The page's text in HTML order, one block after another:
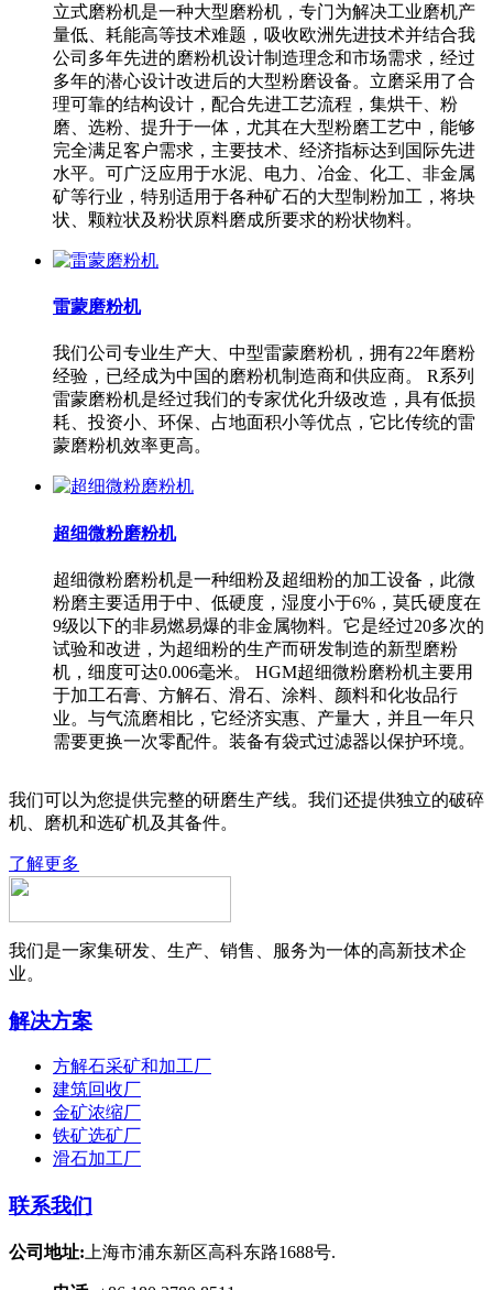
立式磨粉机是一种大型磨粉机，专门为解决工业磨机产
量低、耗能高等技术难题，吸收欧洲先进技术并结合我
公司多年先进的磨粉机设计制造理念和市场需求，经过
多年的潜心设计改进后的大型粉磨设备。立磨采用了合
理可靠的结构设计，配合先进工艺流程，集烘干、粉
磨、选粉、提升于一体，尤其在大型粉磨工艺中，能够
完全满足客户需求，主要技术、经济指标达到国际先进
水平。可广泛应用于水泥、电力、冶金、化工、非金属
矿等行业，特别适用于各种矿石的大型制粉加工，将块
状、颗粒状及粉状原料磨成所要求的粉状物料。
雷蒙磨粉机
我们公司专业生产大、中型雷蒙磨粉机，拥有22年磨粉
经验，已经成为中国的磨粉机制造商和供应商。 R系列
雷蒙磨粉机是经过我们的专家优化升级改造，具有低损
耗、投资小、环保、占地面积小等优点，它比传统的雷
蒙磨粉机效率更高。
超细微粉磨粉机
超细微粉磨粉机是一种细粉及超细粉的加工设备，此微
粉磨主要适用于中、低硬度，湿度小于6%，莫氏硬度在
9级以下的非易燃易爆的非金属物料。它是经过20多次的
试验和改进，为超细粉的生产而研发制造的新型磨粉
机，细度可达0.006毫米。 HGM超细微粉磨粉机主要用
于加工石膏、方解石、滑石、涂料、颜料和化妆品行
业。与气流磨相比，它经济实惠、产量大，并且一年只
需要更换一次零配件。装备有袋式过滤器以保护环境。
我们可以为您提供完整的研磨生产线。我们还提供独立的破碎
机、磨机和选矿机及其备件。
了解更多
我们是一家集研发、生产、销售、服务为一体的高新技术企
业。
解决方案
方解石采矿和加工厂
建筑回收厂
金矿浓缩厂
铁矿选矿厂
滑石加工厂
联系我们
公司地址: 上海市浦东新区高科东路1688号.